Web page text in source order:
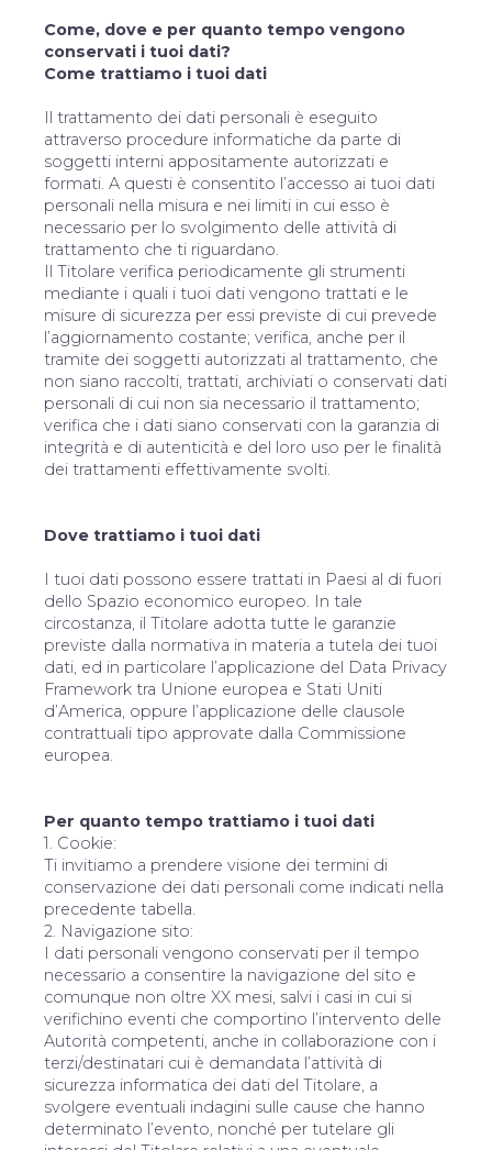
Come, dove e per quanto tempo vengono
conservati i tuoi dati?
Come trattiamo i tuoi dati
Il trattamento dei dati personali è eseguito
attraverso procedure informatiche da parte di
soggetti interni appositamente autorizzati e
formati. A questi è consentito l’accesso ai tuoi dati
personali nella misura e nei limiti in cui esso è
necessario per lo svolgimento delle attività di
trattamento che ti riguardano.
Il Titolare verifica periodicamente gli strumenti
mediante i quali i tuoi dati vengono trattati e le
misure di sicurezza per essi previste di cui prevede
l’aggiornamento costante; verifica, anche per il
tramite dei soggetti autorizzati al trattamento, che
non siano raccolti, trattati, archiviati o conservati dati
personali di cui non sia necessario il trattamento;
verifica che i dati siano conservati con la garanzia di
integrità e di autenticità e del loro uso per le finalità
dei trattamenti effettivamente svolti.
Dove trattiamo i tuoi dati
I tuoi dati possono essere trattati in Paesi al di fuori
dello Spazio economico europeo. In tale
circostanza, il Titolare adotta tutte le garanzie
previste dalla normativa in materia a tutela dei tuoi
dati, ed in particolare l’applicazione del Data Privacy
Framework tra Unione europea e Stati Uniti
d’America, oppure l’applicazione delle clausole
contrattuali tipo approvate dalla Commissione
europea.
Per quanto tempo trattiamo i tuoi dati
1. Cookie:
Ti invitiamo a prendere visione dei termini di
conservazione dei dati personali come indicati nella
precedente tabella.
2. Navigazione sito:
I dati personali vengono conservati per il tempo
necessario a consentire la navigazione del sito e
comunque non oltre XX mesi, salvi i casi in cui si
verifichino eventi che comportino l’intervento delle
Autorità competenti, anche in collaborazione con i
terzi/destinatari cui è demandata l’attività di
sicurezza informatica dei dati del Titolare, a
svolgere eventuali indagini sulle cause che hanno
determinato l’evento, nonché per tutelare gli